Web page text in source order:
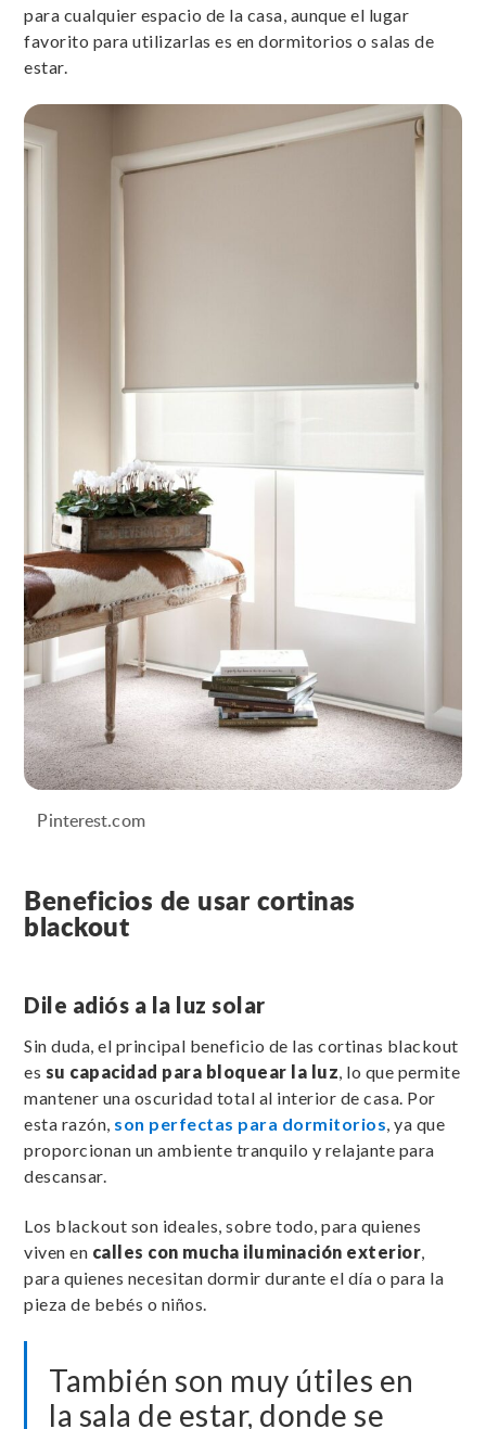
para cualquier espacio de la casa, aunque el lugar
favorito para utilizarlas es en dormitorios o salas de
estar.
Pinterest.com
Beneficios de usar cortinas
blackout
Dile adiós a la luz solar
Sin duda, el principal beneficio de las cortinas blackout
es su capacidad para bloquear la luz, lo que permite
mantener una oscuridad total al interior de casa. Por
esta razón, son perfectas para dormitorios, ya que
proporcionan un ambiente tranquilo y relajante para
descansar.
Los blackout son ideales, sobre todo, para quienes
viven en calles con mucha iluminación exterior,
para quienes necesitan dormir durante el día o para la
pieza de bebés o niños.
También son muy útiles en
la sala de estar, donde se